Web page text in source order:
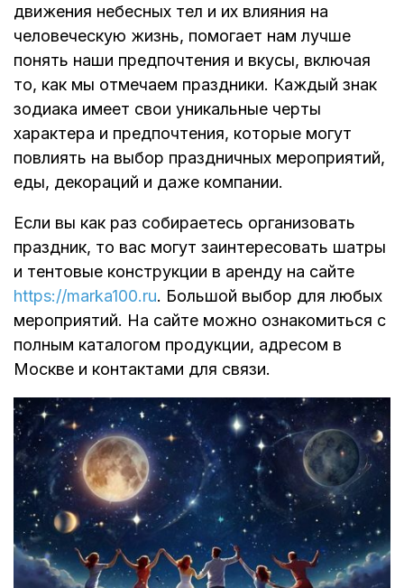
движения небесных тел и их влияния на
человеческую жизнь, помогает нам лучше
понять наши предпочтения и вкусы, включая
то, как мы отмечаем праздники. Каждый знак
зодиака имеет свои уникальные черты
характера и предпочтения, которые могут
повлиять на выбор праздничных мероприятий,
еды, декораций и даже компании.
Если вы как раз собираетесь организовать
праздник, то вас могут заинтересовать шатры
и тентовые конструкции в аренду на сайте
https://marka100.ru. Большой выбор для любых
мероприятий. На сайте можно ознакомиться с
полным каталогом продукции, адресом в
Москве и контактами для связи.